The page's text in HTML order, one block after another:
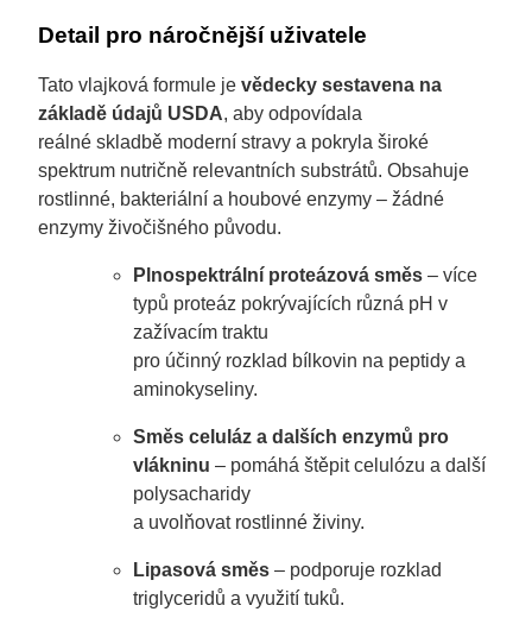
Detail pro náročnější uživatele
Tato vlajková formule je vědecky sestavena na
základě údajů USDA, aby odpovídala
reálné skladbě moderní stravy a pokryla široké
spektrum nutričně relevantních substrátů. Obsahuje
rostlinné, bakteriální a houbové enzymy – žádné
enzymy živočišného původu.
Plnospektrální proteázová směs– více
typů proteáz pokrývajících různá pH v
zažívacím traktu
pro účinný rozklad bílkovin na peptidy a
aminokyseliny.
Směs celuláz a dalších enzymů pro
vlákninu – pomáhá štěpit celulózu a další
polysacharidy
a uvolňovat rostlinné živiny.
Lipasová směs– podporuje rozklad
triglyceridů a využití tuků.